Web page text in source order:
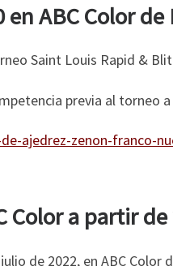
ABC Color de
Saint Louis Rapid &
previa al torneo
ajedrez-zenon-franco-
Color a partir de
de 2022, en ABC Color